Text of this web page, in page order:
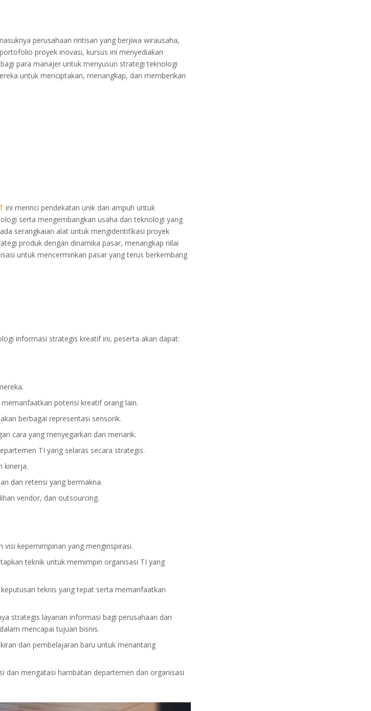
perusahaan rintisan yang berjiwa wirausaha,
proyek inovasi, kursus ini menyediakan
para manajer untuk menyusun strategi teknologi
untuk menciptakan, menangkap, dan memberikan
ini merinci pendekatan unik dan ampuh untuk
serta mengembangkan usaha dan teknologi yang
serangkaian alat untuk mengidentifikasi proyek
produk dengan dinamika pasar, menangkap nilai
untuk mencerminkan pasar yang terus berkembang
informasi strategis kreatif ini, peserta akan dapat:
potensi kreatif orang lain.
berbagai representasi sensorik.
cara yang menyegarkan dan menarik.
TI yang selaras secara strategis.
kinerja.
dan retensi yang bermakna.
vendor, dan outsourcing.
kepemimpinan yang menginspirasi.
teknik untuk memimpin organisasi TI yang
teknis yang tepat serta memanfaatkan
strategis layanan informasi bagi perusahaan dan
mencapai tujuan bisnis.
dan pembelajaran baru untuk menantang
dan mengatasi hambatan departemen dan organisasi